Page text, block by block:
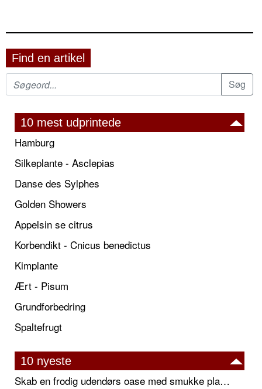
Find en artikel
10 mest udprintede
Hamburg
Silkeplante - Asclepias
Danse des Sylphes
Golden Showers
Appelsin se citrus
Korbendikt - Cnicus benedictus
Kimplante
Ært - Pisum
Grundforbedring
Spaltefrugt
10 nyeste
Skab en frodig udendørs oase med smukke plantekrukker og elegante espalier